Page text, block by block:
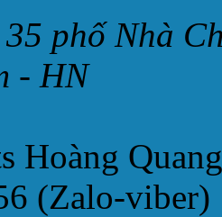
35 phố Nhà
- HN
Hoàng
(Zalo-viber)